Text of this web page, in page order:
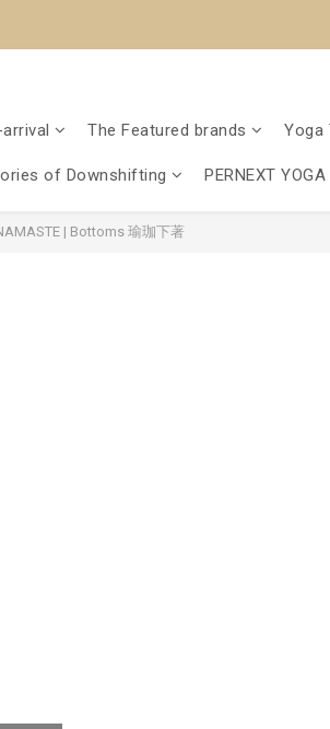
The Featured brands Yoga
of Downshifting PERNEXT
| Bottoms 瑜珈下著